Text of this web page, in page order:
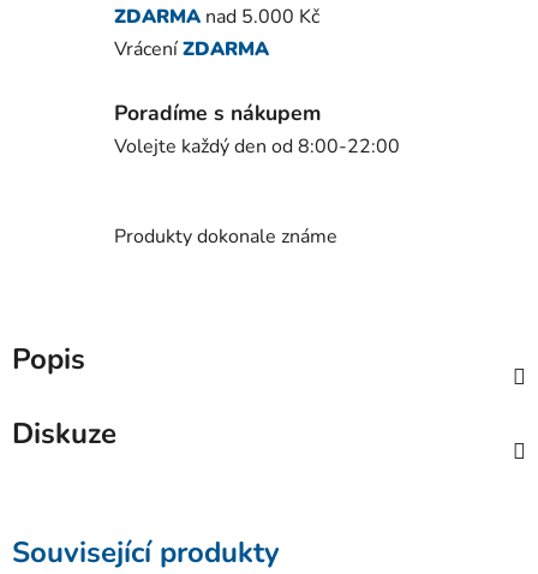
ZDARMA nad 5.000 Kč
VráceníZDARMA
Poradíme s nákupem
Volejte každý den od 8:00-22:00
Produkty dokonale známe
Popis
Diskuze
Související produkty